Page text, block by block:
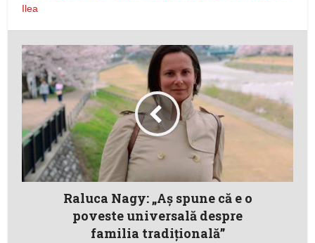
Ilea
Raluca Nagy: „Aş spune că e o
poveste universală despre
familia tradiţională”